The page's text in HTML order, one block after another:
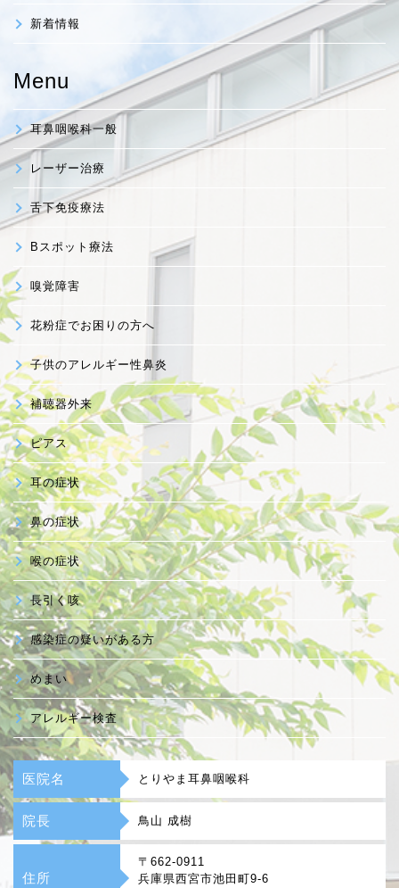
新着情報
Menu
耳鼻咽喉科一般
レーザー治療
舌下免疫療法
Bスポット療法
嗅覚障害
花粉症でお困りの方へ
子供のアレルギー性鼻炎
補聴器外来
ピアス
耳の症状
鼻の症状
喉の症状
長引く咳
感染症の疑いがある方
めまい
アレルギー検査
医院名 とりやま耳鼻咽喉科
院長 鳥山 成樹
住所
〒662-0911
兵庫県西宮市池田町9-6